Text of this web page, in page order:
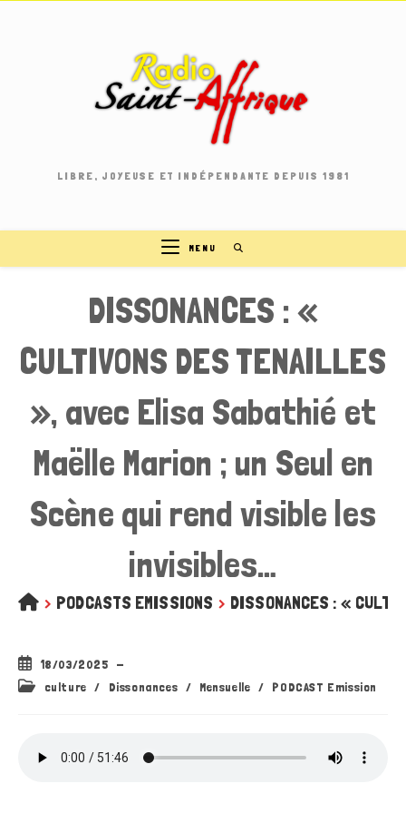
LIBRE, JOYEUSE ET INDÉPENDANTE DEPUIS 1981
MENU
DISSONANCES : «
CULTIVONS DES TENAILLES
», avec Elisa Sabathié et
Maëlle Marion ; un Seul en
Scène qui rend visible les
invisibles…
> PODCASTS EMISSIONS > DISSONANCES : «
Publication
publiée :
18/03/2025
Post culture / Dissonances / Mensuelle / PODCAST Emission